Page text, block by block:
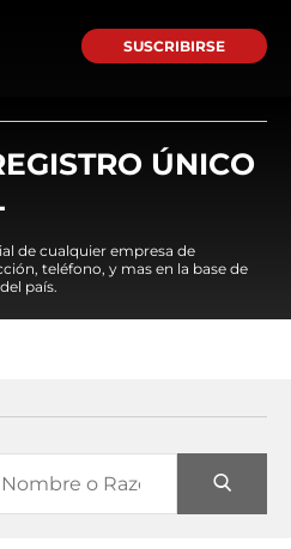
SUSCRIBIRSE
ÚNICO
de cualquier empresa de
teléfono, y mas en la base de
país.